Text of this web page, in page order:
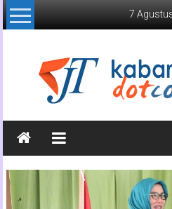
Lompat
ke
7
Kabar
Jawa
Timur
Media